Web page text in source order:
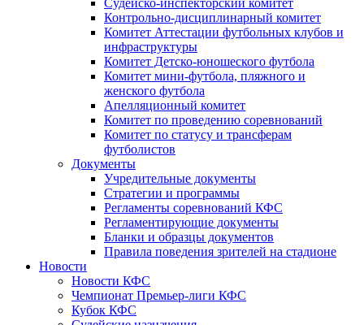
Судейско-инспекторский комитет
Контрольно-дисциплинарный комитет
Комитет Аттестации футбольных клубов и
инфраструктуры
Комитет Детско-юношеского футбола
Комитет мини-футбола, пляжного и
женского футбола
Апелляционный комитет
Комитет по проведению соревнований
Комитет по статусу и трансферам
футболистов
Документы
Учредительные документы
Стратегии и программы
Регламенты соревнований КФС
Регламентирующие документы
Бланки и образцы документов
Правила поведения зрителей на стадионе
Новости
Новости КФС
Чемпионат Премьер-лиги КФС
Кубок КФС